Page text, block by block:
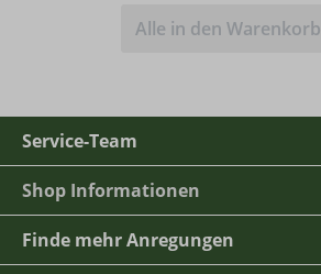
Alle in den Warenkorb
Service-Team
Shop Informationen
Finde mehr Anregungen